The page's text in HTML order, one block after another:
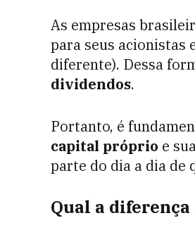
As empresas
para seus acionistas
diferente). Dessa
dividendos.
Portanto, é
capital próprio e
parte do dia a dia de
Qual a